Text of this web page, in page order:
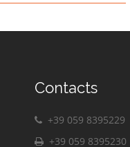
Contacts
+39 059 8395229
+39 059 8395230